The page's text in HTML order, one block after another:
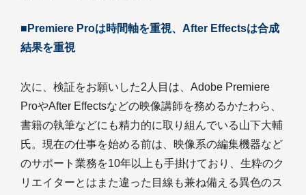
■Premiere Proは時間軸を重視、After Effectsは合成
結果を重視
次に、検証をお願いした2人目は、Adobe Premiere
ProやAfter Effectsなどの映像講師を務めるかたわら、
書籍の執筆などにも精力的に取り組んでいる山下大輔
氏。現在の仕事を始める前は、映像系の編集機器など
のサポート業務を10年以上も手掛けており、生粋のク
リエイターとはまた違った目線も兼ね備える異色のス